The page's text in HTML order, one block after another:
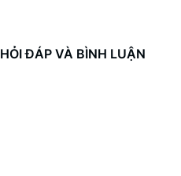
HỎI ĐÁP VÀ BÌNH LUẬN